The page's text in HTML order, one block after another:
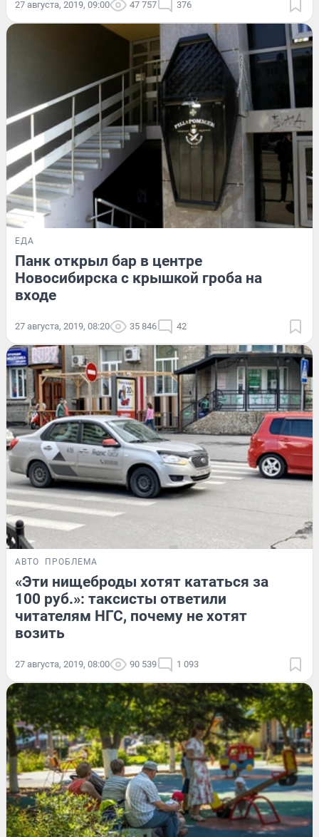
27 августа, 2019, 09:00 47 757 376
ЕДА
Панк открыл бар в центре
Новосибирска с крышкой гроба на
входе
27 августа, 2019, 08:20 35 846 42
АВТО ПРОБЛЕМА
«Эти нищеброды хотят кататься за
100 руб.»: таксисты ответили
читателям НГС, почему не хотят
возить
27 августа, 2019, 08:00 90 539 1 093